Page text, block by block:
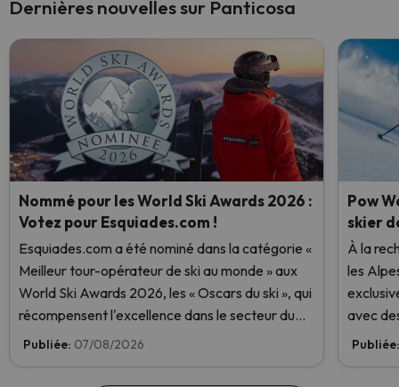
Dernières nouvelles sur Panticosa
Nommé pour les World Ski Awards 2026 :
Votez pour Esquiades.com !
Esquiades.com a été nominé dans la catégorie «
Meilleur tour-opérateur de ski au monde » aux
World Ski Awards 2026, les « Oscars du ski », qui
récompensent l'excellence dans le secteur du
ski. Votez dès maintenant et aidez-nous à
Publiée: 07/08/2026
Pow
skier
À la
les
avec